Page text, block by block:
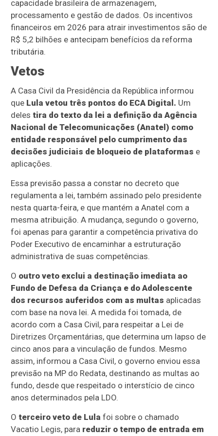
capacidade brasileira de armazenagem,
processamento e gestão de dados. Os incentivos
financeiros em 2026 para atrair investimentos são de
R$ 5,2 bilhões e antecipam benefícios da reforma
tributária.
Vetos
A Casa Civil da Presidência da República informou
que Lula vetou três pontos do ECA Digital. Um
delestira do texto da lei a definição da Agência
Nacional de Telecomunicações (Anatel) como
entidade responsável pelo cumprimento das
decisões judiciais de bloqueio de plataformas e
aplicações.
Essa previsão passa a constar no decreto que
regulamenta a lei, também assinado pelo presidente
nesta quarta-feira, e que mantém a Anatel com a
mesma atribuição. A mudança, segundo o governo,
foi apenas para garantir a competência privativa do
Poder Executivo de encaminhar a estruturação
administrativa de suas competências.
O outro veto exclui a destinação imediata ao
Fundo de Defesa da Criança e do Adolescente
dos recursos auferidos com as multas aplicadas
com base na nova lei. A medida foi tomada, de
acordo com a Casa Civil, para respeitar a Lei de
Diretrizes Orçamentárias, que determina um lapso de
cinco anos para a vinculação de fundos. Mesmo
assim, informou a Casa Civil, o governo enviou essa
previsão na MP do Redata, destinando as multas ao
fundo, desde que respeitado o interstício de cinco
anos determinados pela LDO.
Oterceiro veto de Lula foi sobre o chamado
Vacatio Legis, para reduzir o tempo de entrada em